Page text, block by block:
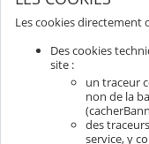
Les cookies directement
Des cookies
site :
un traceur
non de la
des
service, y